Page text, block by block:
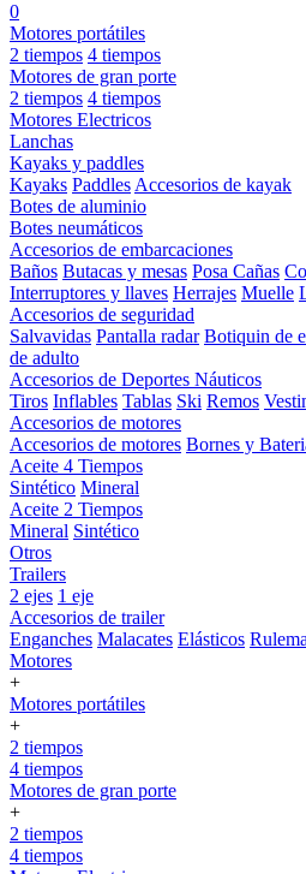
0
Motores portátiles
2 tiempos 4 tiempos
Motores de gran porte
2 tiempos 4 tiempos
Motores Electricos
Lanchas
Kayaks y paddles
Kayaks Paddles Accesorios de kayak
Botes de aluminio
Botes neumáticos
Accesorios de embarcaciones
Baños Butacas y mesas Posa Cañas
Interruptores y llaves Herrajes Muelle
Accesorios de seguridad
Salvavidas Pantalla radar Botiquin de
de adulto
Accesorios de Deportes Náuticos
Tiros Inflables Tablas Ski Remos
Accesorios de motores
Accesorios de motores Bornes y
Aceite 4 Tiempos
Sintético Mineral
Aceite 2 Tiempos
Mineral Sintético
Otros
Trailers
2 ejes 1 eje
Accesorios de trailer
Enganches Malacates Elásticos
Motores
+
Motores portátiles
+
2 tiempos
4 tiempos
Motores de gran porte
+
2 tiempos
4 tiempos